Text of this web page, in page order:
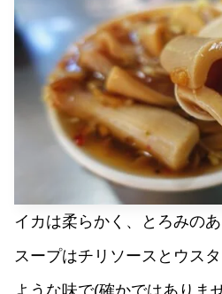
イカは柔らかく、とろみの
スープはチリソースとウス
ような味で(確かではありま